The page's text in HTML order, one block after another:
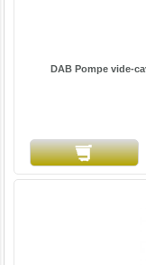
DAB Pompe vide-